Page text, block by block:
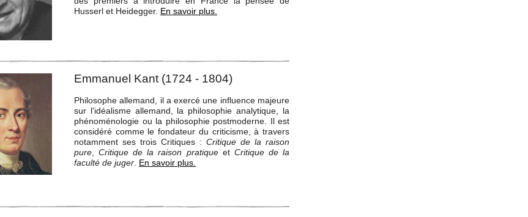
Husserl et Heidegger. En savoir plus.
Emmanuel Kant (1724 - 1804)
Philosophe allemand, il a exercé une influence majeure
sur l'idéalisme allemand, la philosophie analytique, la
phénoménologie ou la philosophie postmoderne. Il est
considéré comme le fondateur du criticisme, à travers
notamment ses trois Critiques : Critique de la raison
pure ,Critique de la raison pratiqueet Critique de la
faculté de juger En savoir plus.